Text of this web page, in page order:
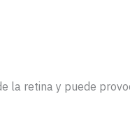
la retina y puede